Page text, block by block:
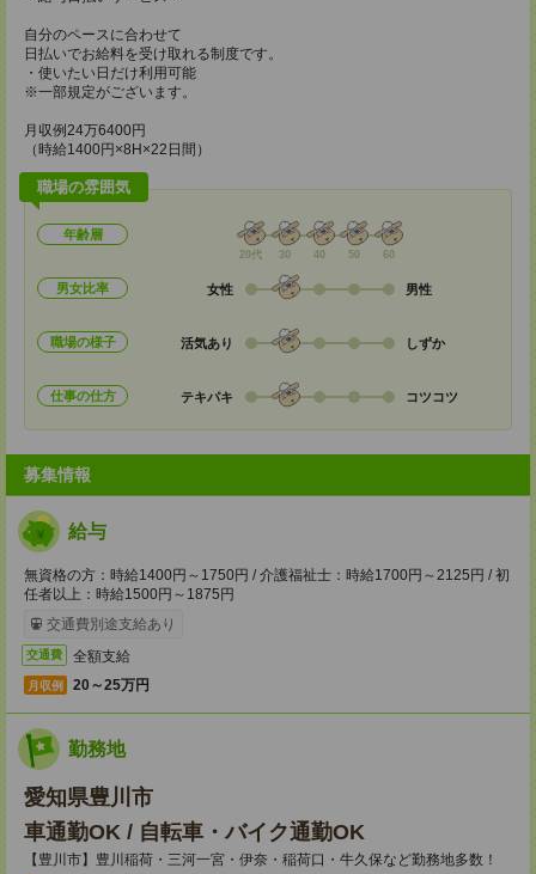
自分のペースに合わせて
日払いでお給料を受け取れる制度です。
・使いたい日だけ利用可能
※一部規定がございます。
月収例24万6400円
（時給1400円×8H×22日間）
職場の雰囲気
年齢層
20代 30 40 50 60
男女比率 女性 男性
職場の様子 活気あり しずか
仕事の仕方 テキパキ コツコツ
募集情報
給与
無資格の方：時給1400円～1750円 / 介護福祉士：時給1700円～2125円 / 初
任者以上：時給1500円～1875円
交通費別途支給あり
交通費 全額支給
月収例 20～25万円
勤務地
愛知県豊川市
車通勤OK / 自転車・バイク通勤OK
【豊川市】豊川稲荷・三河一宮・伊奈・稲荷口・牛久保など勤務地多数！